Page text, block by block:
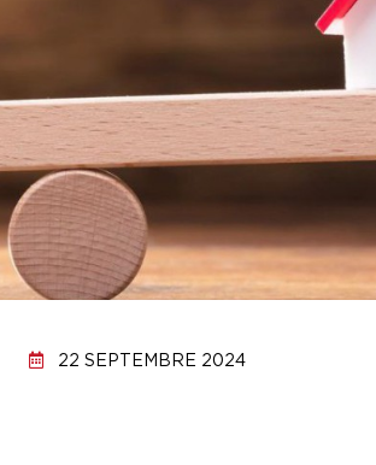
22 SEPTEMBRE 2024